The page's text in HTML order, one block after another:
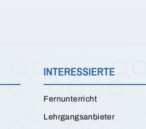
INTERESSIERTE
Fernunterricht
Lehrgangsanbieter